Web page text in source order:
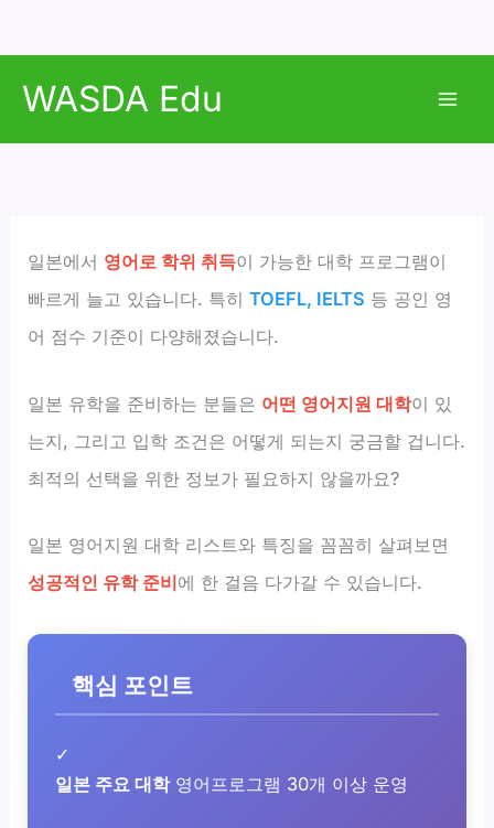
WASDA Edu
일본에서 영어로 학위 취득이 가능한 대학 프로그램이
빠르게 늘고 있습니다. 특히TOEFL, IELTS 등 공인 영
어 점수 기준이 다양해졌습니다.
일본 유학을 준비하는 분들은 어떤 영어지원 대학이 있
는지, 그리고 입학 조건은 어떻게 되는지 궁금할 겁니다.
최적의 선택을 위한 정보가 필요하지 않을까요?
일본 영어지원 대학 리스트와 특징을 꼼꼼히 살펴보면
성공적인 유학 준비에 한 걸음 다가갈 수 있습니다.
핵심 포인트
✓
일본 주요 대학영어프로그램 30개 이상 운영